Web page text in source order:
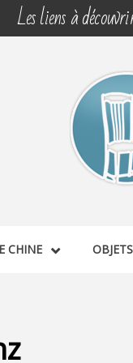
Les liens à
CHINE